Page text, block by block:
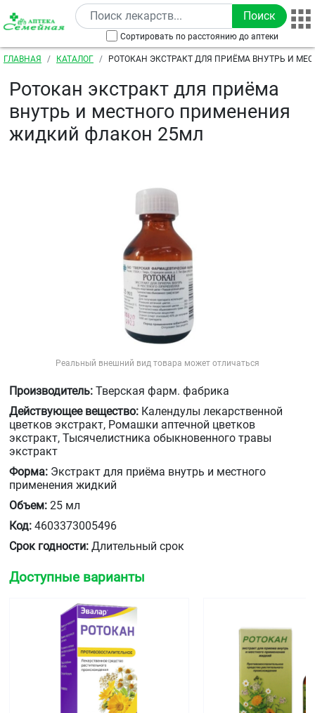
Перейти к основному содержанию
Сортировать по расстоянию до аптеки
Строка навигации
ГЛАВНАЯ КАТАЛОГ
РОТОКАН ЭКСТРАКТ ДЛЯ ПРИЁМА ВНУТРЬ И
Ротокан экстракт для приёма
внутрь и местного применения
жидкий флакон 25мл
Реальный внешний вид товара может отличаться
Производитель: Тверская фарм. фабрика
Действующее вещество: Календулы лекарственной
цветков экстракт, Ромашки аптечной цветков
экстракт, Тысячелистника обыкновенного травы
экстракт
Форма: Экстракт для приёма внутрь и местного
применения жидкий
Объем: 25 мл
Код: 4603373005496
Срок годности: Длительный срок
Доступные варианты